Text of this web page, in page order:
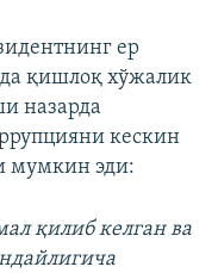
ер
қишлоқ хўжалик
назарда
кескин
мумкин эди:
қилиб келган ва